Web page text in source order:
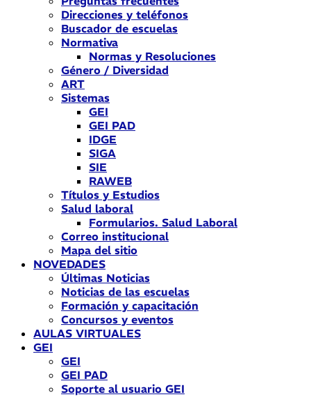
Direcciones y teléfonos
Buscador de escuelas
Normativa
Normas y Resoluciones
Género / Diversidad
ART
Sistemas
GEI
GEI PAD
IDGE
SIGA
SIE
RAWEB
Títulos y Estudios
Salud laboral
Formularios. Salud Laboral
Correo institucional
Mapa del sitio
NOVEDADES
Últimas Noticias
Noticias de las escuelas
Formación y capacitación
Concursos y eventos
AULAS VIRTUALES
GEI
GEI
GEI PAD
Soporte al usuario GEI